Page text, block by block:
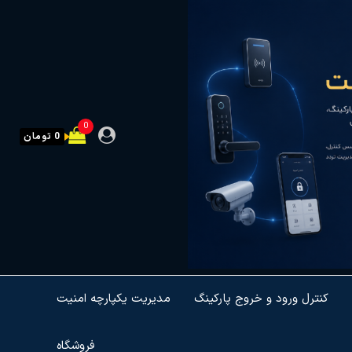
0
0 تومان
مدیریت یکپارچه امنیت کنترل ورود و خروج پارکینگ
فروشگاه